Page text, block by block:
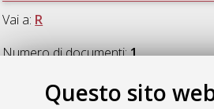
Questo sito
Vai a: R
Numero di documenti:1.